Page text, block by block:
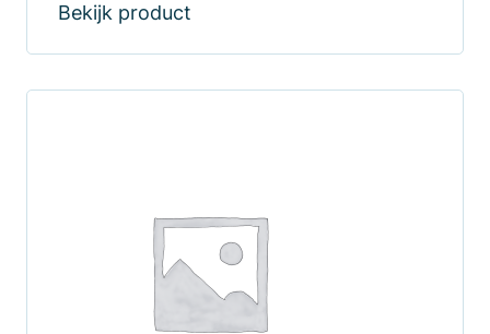
Bekijk product